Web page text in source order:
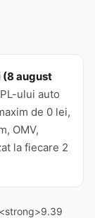
(8 august
ului auto
de 0 lei,
OMV,
la fiecare 2